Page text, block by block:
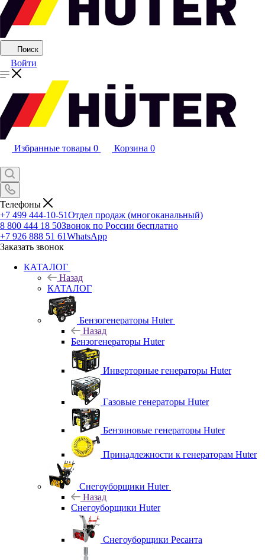
Поиск
Войти
Избранные товары 0 Корзина 0
Телефоны
+7 499 444-10-51Отдел продаж (многоканальный)
8 800 444 18 50Звонок по России бесплатно
+7 926 888 51 61WhatsApp
Заказать звонок
КАТАЛОГ
Назад
КАТАЛОГ
Бензогенераторы Huter
Назад
Бензогенераторы Huter
Инверторные генераторы Huter
Газовые генераторы Huter
Бензиновые генераторы Huter
Принадлежности к генераторам Huter
Снегоуборщики Huter
Назад
Снегоуборщики Huter
Снегоуборщики Ресанта